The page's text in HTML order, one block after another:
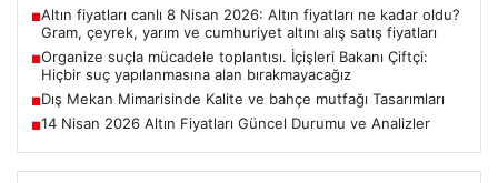
■Altın fiyatları canlı 8 Nisan 2026: Altın fiyatları ne kadar oldu?
Gram, çeyrek, yarım ve cumhuriyet altını alış satış fiyatları
■Organize suçla mücadele toplantısı. İçişleri Bakanı Çiftçi:
Hiçbir suç yapılanmasına alan bırakmayacağız
■Dış Mekan Mimarisinde Kalite ve bahçe mutfağı Tasarımları
■14 Nisan 2026 Altın Fiyatları Güncel Durumu ve Analizler